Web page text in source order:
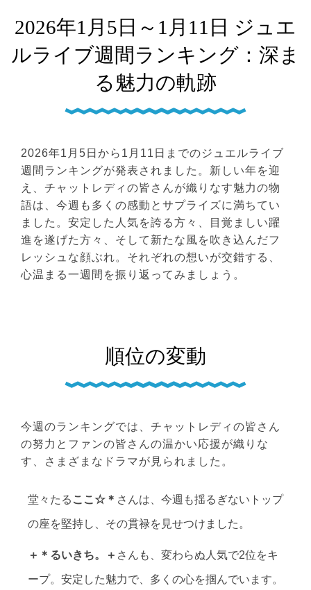
2026年1月5日～1月11日 ジュエ
ルライブ週間ランキング：深ま
る魅力の軌跡
2026年1月5日から1月11日までのジュエルライブ
週間ランキングが発表されました。新しい年を迎
え、チャットレディの皆さんが織りなす魅力の物
語は、今週も多くの感動とサプライズに満ちてい
ました。安定した人気を誇る方々、目覚ましい躍
進を遂げた方々、そして新たな風を吹き込んだフ
レッシュな顔ぶれ。それぞれの想いが交錯する、
心温まる一週間を振り返ってみましょう。
順位の変動
今週のランキングでは、チャットレディの皆さん
の努力とファンの皆さんの温かい応援が織りな
す、さまざまなドラマが見られました。
堂々たる ここ☆＊ さんは、今週も揺るぎないトップ
の座を堅持し、その貫禄を見せつけました。
＋＊るいきち。＋ さんも、変わらぬ人気で2位をキ
ープ。安定した魅力で、多くの心を掴んでいます。